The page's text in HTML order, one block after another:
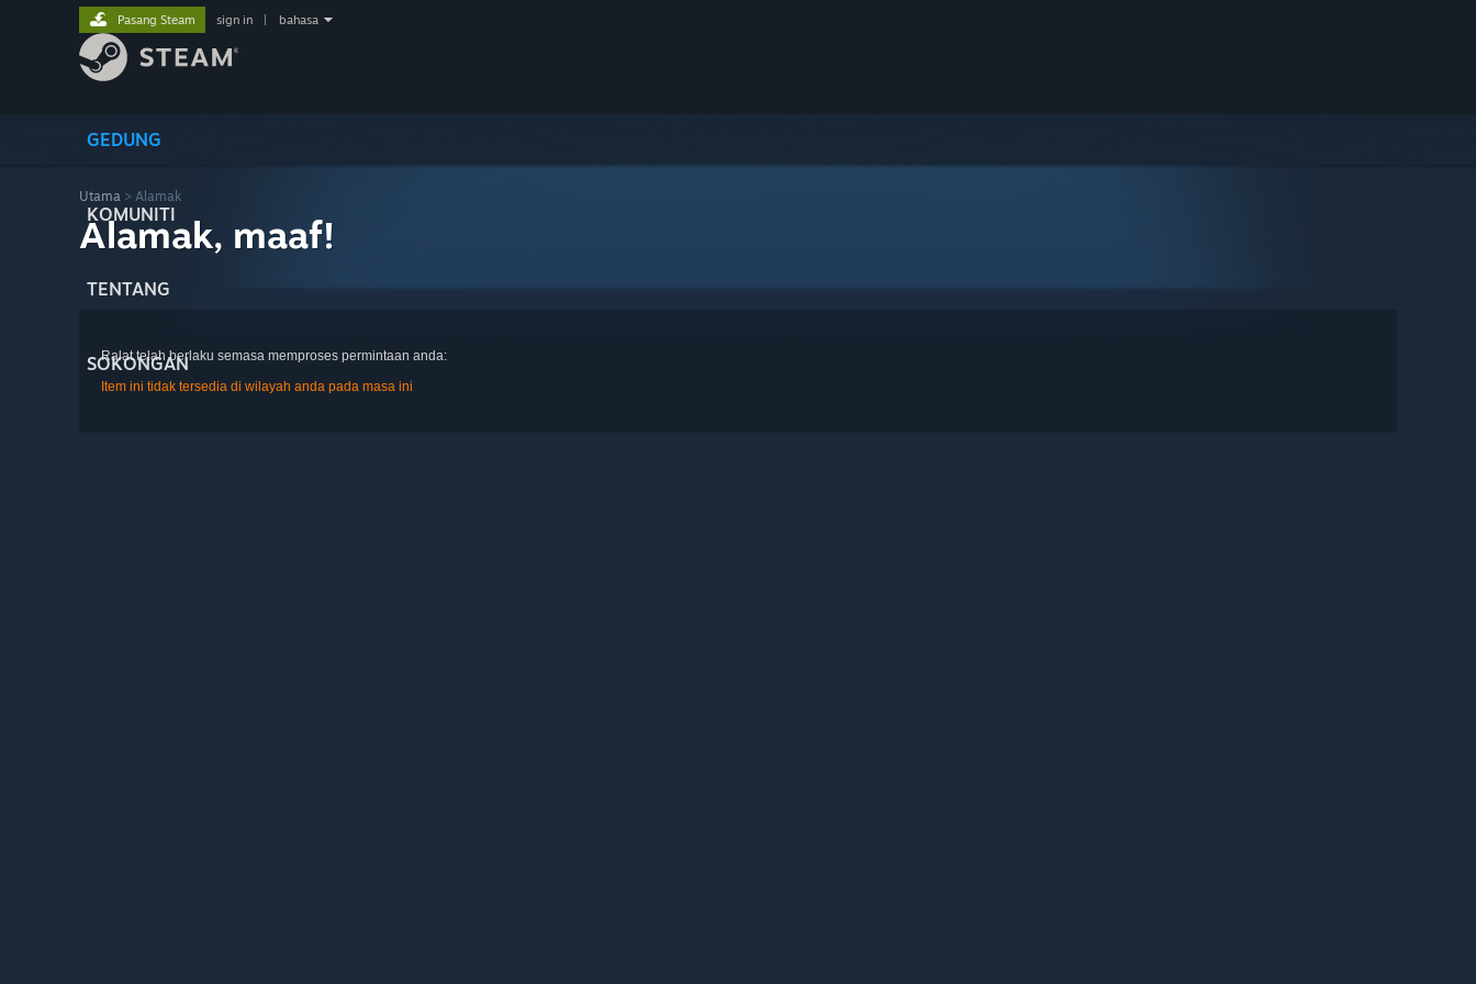
GEDUNG
KOMUNITI
TENTANG
SOKONGAN
Pasang Steam sign in bahasa
Utama > Alamak
Alamak, maaf!
Ralat telah berlaku semasa memproses permintaan anda:
Item ini tidak tersedia di wilayah anda pada masa ini